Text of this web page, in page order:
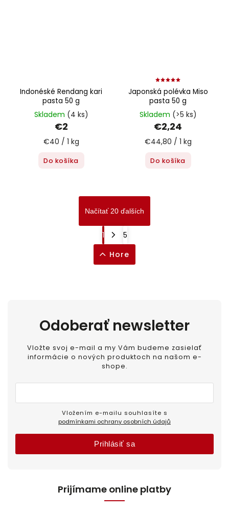
Indonéské Rendang kari
pasta 50 g
Skladem (4 ks)
€2
€40 / 1 kg
Do košíka
Japonská polévka Miso
pasta 50 g
Skladem (>5 ks)
€2,24
€44,80 / 1 kg
Do košíka
Načítať 20 ďalších
1
5
Hore
Odoberať newsletter
Vložte svoj e-mail a my Vám budeme zasielať
informácie o nových produktoch na našom e-
shope.
podmínkami ochrany osobních údajů
Prihlásiť sa
Prijímame online platby